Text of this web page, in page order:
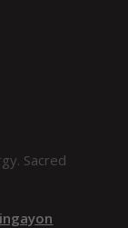
Sacred